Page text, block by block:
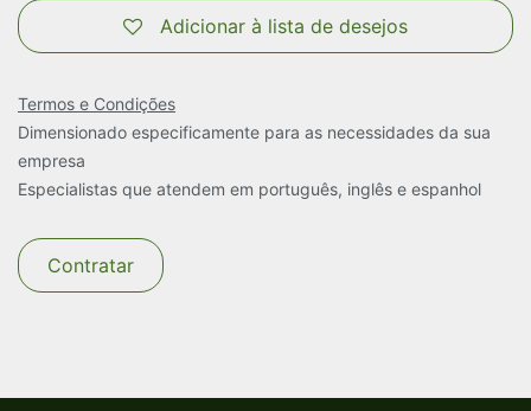
Adicionar à lista de desejos
Termos e Condições
Dimensionado especificamente para as necessidades da sua
empresa
Especialistas que atendem em português, inglês e espanhol
Contratar